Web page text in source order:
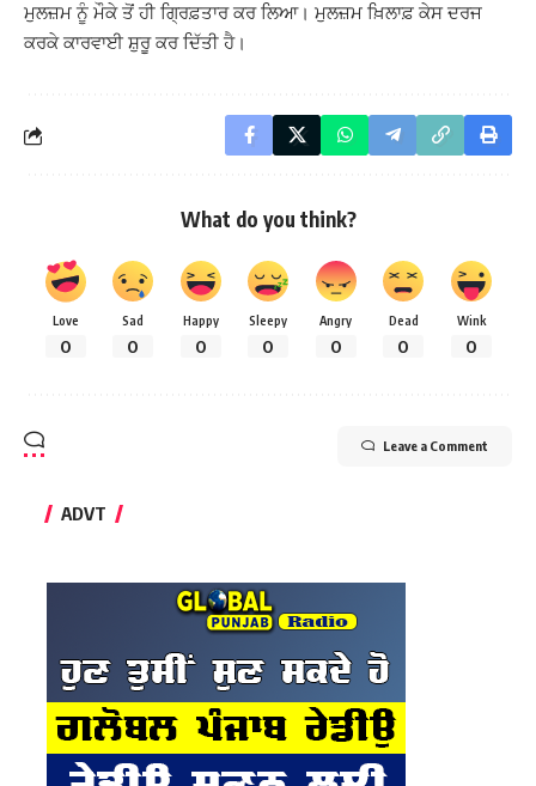
ਮੁਲਜ਼ਮ ਨੂੰ ਮੌਕੇ ਤੋਂ ਹੀ ਗ੍ਰਿਫ਼ਤਾਰ ਕਰ ਲਿਆ। ਮੁਲਜ਼ਮ ਖ਼ਿਲਾਫ਼ ਕੇਸ ਦਰਜ
ਕਰਕੇ ਕਾਰਵਾਈ ਸ਼ੁਰੂ ਕਰ ਦਿੱਤੀ ਹੈ।
What do you think?
Love
0
Sad
0
Happy
0
Sleepy
0
Angry
0
Dead
0
Wink
0
Leave a Comment
ADVT